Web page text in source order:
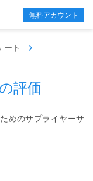
無料アカウント
ート
評価
めのサプライヤーサ